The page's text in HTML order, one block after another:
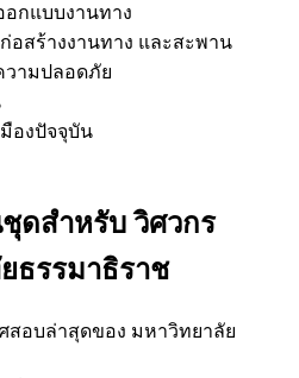
อกแบบงานทาง
อสร้างงานทาง และสะพาน
วามปลอดภัย
มืองปัจจุบัน
ดสำหรับ วิศวกร
ธรรมาธิราช
สอบล่าสุดของ มหาวิทยาลัย